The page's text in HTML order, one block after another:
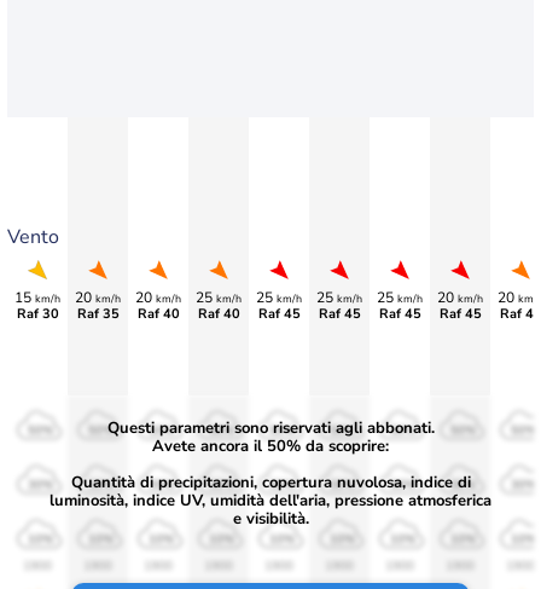
Vento
15 km/h
Raf 30
20 km/h
Raf 35
20 km/h
Raf 40
25 km/h
Raf 40
25 km/h
Raf 45
25 km/h
Raf 45
25 km/h
Raf 45
20 km/h
Raf 45
20 km/
Raf 40
50%
30%
10%
50%
30%
50%
30%
10%
50%
30%
50%
30%
10%
50%
30%
50%
30%
10%
30% 30%
Questi parametri sono riservati agli abbonati.
Avete ancora il 50% da scoprire:
Quantità di precipitazioni, copertura nuvolosa, indice di
luminosità, indice UV, umidità dell'aria, pressione atmosferica
e visibilità.